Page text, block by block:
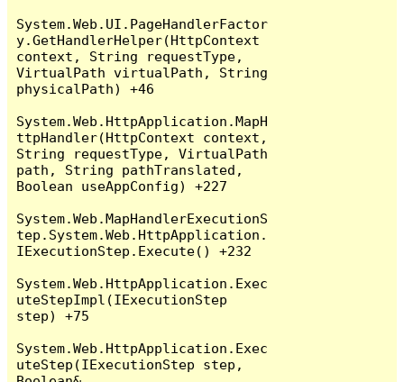
System.Web.UI.PageHandlerFactor
y.GetHandlerHelper(HttpContext
context, String requestType,
VirtualPath virtualPath, String
physicalPath) +46
System.Web.HttpApplication.MapH
ttpHandler(HttpContext context,
String requestType, VirtualPath
path, String pathTranslated,
Boolean useAppConfig) +227
System.Web.MapHandlerExecutionS
tep.System.Web.HttpApplication.
IExecutionStep.Execute() +232
System.Web.HttpApplication.Exec
uteStepImpl(IExecutionStep
step) +75
System.Web.HttpApplication.Exec
uteStep(IExecutionStep step,